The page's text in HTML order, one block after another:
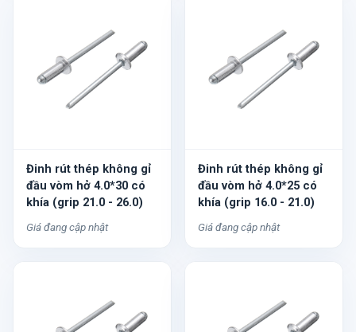
Đinh rút thép không gỉ
đầu vòm hở 4.0*30 có
khía (grip 21.0 - 26.0)
Giá đang cập nhật
Đinh rút thép không gỉ
đầu vòm hở 4.0*25 có
khía (grip 16.0 - 21.0)
Giá đang cập nhật